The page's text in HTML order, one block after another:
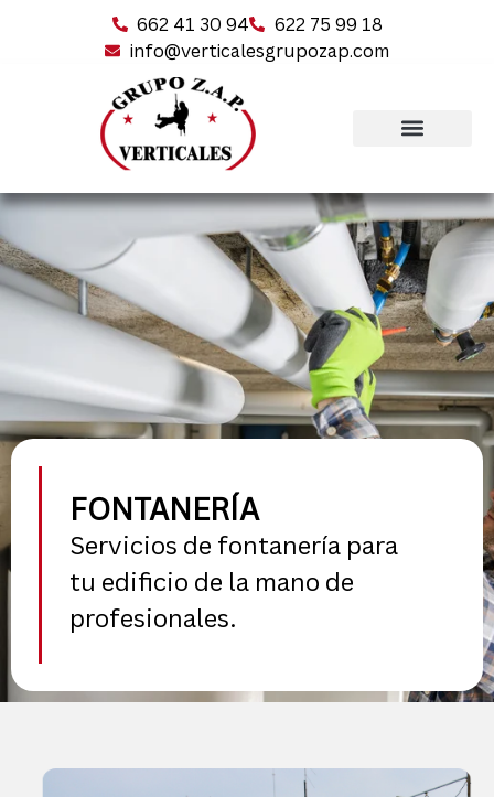
662 41 30 94
622 75 99 18
info@verticalesgrupozap.com
FONTANERÍA
Servicios de fontanería para
tu edificio de la mano de
profesionales.